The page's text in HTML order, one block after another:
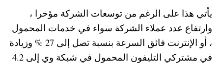
يأتي هذا على الرغم من توسعات الشركة مؤخرا ،
وارتفاع عدد عملاء الشركة سواء في خدمات المحمول
، أو الإنترنت فائق السرعة بنسبة تصل إلى 27 % وزيادة
في مشتركي التليفون المحمول في شبكة وي إلى 4.2